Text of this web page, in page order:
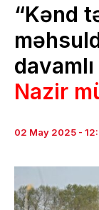
“Kənd
davamlı
Nazir
02 May 2025 -